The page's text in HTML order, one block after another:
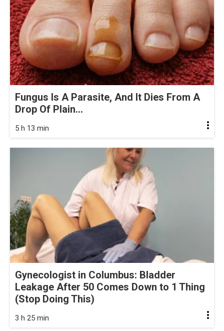
Fungus Is A Parasite, And It Dies From A
Drop Of Plain...
5 h 13 min
Gynecologist in Columbus: Bladder
Leakage After 50 Comes Down to 1 Thing
(Stop Doing This)
3 h 25 min